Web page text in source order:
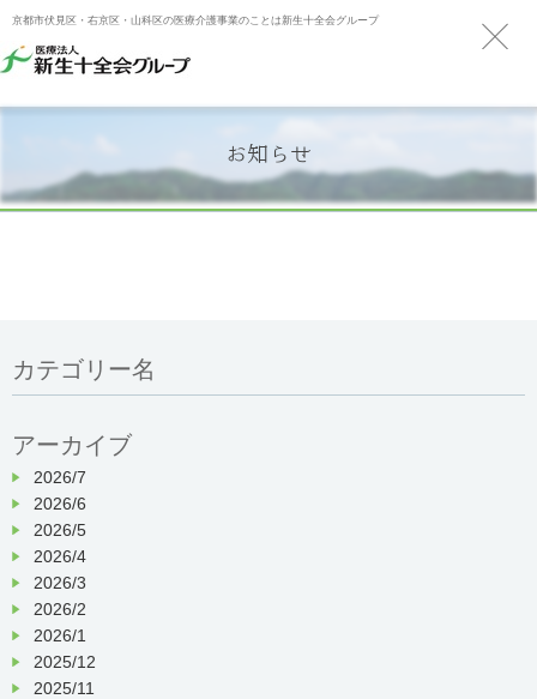
京都市伏見区・右京区・山科区の医療介護事業のことは新生十全会グループ
お知らせ
カテゴリー名
アーカイブ
2026/7
2026/6
2026/5
2026/4
2026/3
2026/2
2026/1
2025/12
2025/11